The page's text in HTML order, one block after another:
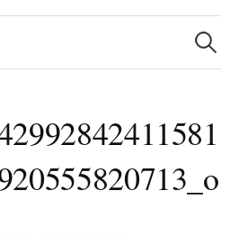
検
索: